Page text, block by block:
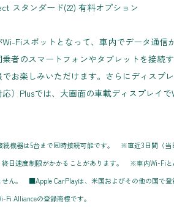
スタンダード(22) 有料オプション
Wi-Fiスポットとなって、車内でデータ通信
乗者のスマートフォンやタブレットを接続
でお楽しみいただけます。さらにディスプ
応）Plusでは、大画面の車載ディスプレイ
機器は5台まで同時接続可能です。 ※直近3日間（当
終日速度制限がかかることがあります。 ※車内Wi-Fi
せん。 ■Apple CarPlayは、米国およびその他の国で
Fi Allianceの登録商標です。